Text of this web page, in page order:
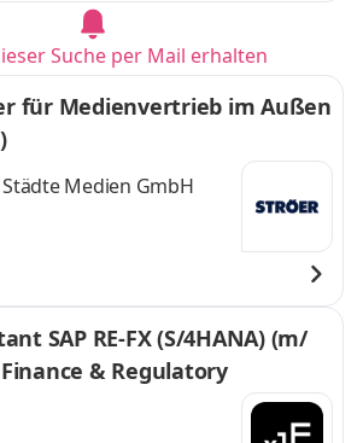
Suche per Mail erhalten
für Medienvertrieb im Außen
Medien GmbH
SAP RE-FX (S/4HANA) (m/
& Regulatory